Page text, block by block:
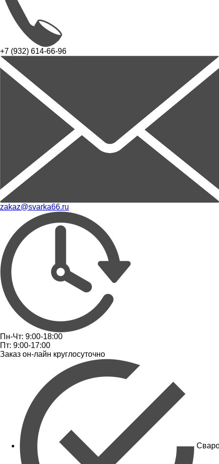
+7 (932) 614-66-96
zakaz@svarka66.ru
Пн-Чт: 9:00-18:00
Пт: 9:00-17:00
Заказ он-лайн круглосуточно